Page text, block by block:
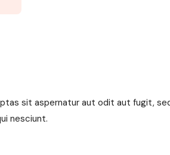
sit aspernatur aut odit aut fugit,
nesciunt.